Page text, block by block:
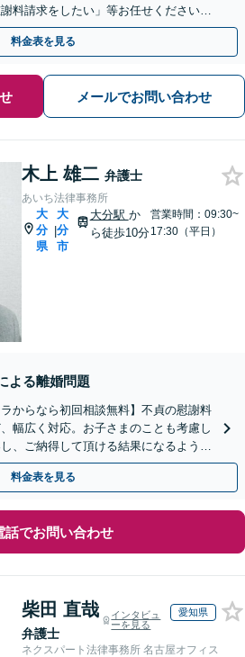
料請求をしたい」等お任せください。
料金表を見る
メールでお問い合わせ
木上 雄二 弁護士
あいち法律事務所
大
分
県
|
大
分
市
大分駅 か
ら徒歩10分
営業時間：09:30~
17:30（平日）
よる離婚問題
からなら初回相談無料】不貞の慰謝料
幅広く対応。お子さまのことも考慮し
、ご納得して頂ける結果になるよう尽
お子様連れの相談歓迎】
料金表を見る
話でお問い合わせ
柴田 直哉
弁護士
インタビュ
ーを見る
愛知県
ネクスパート法律事務所 名古屋オフィス